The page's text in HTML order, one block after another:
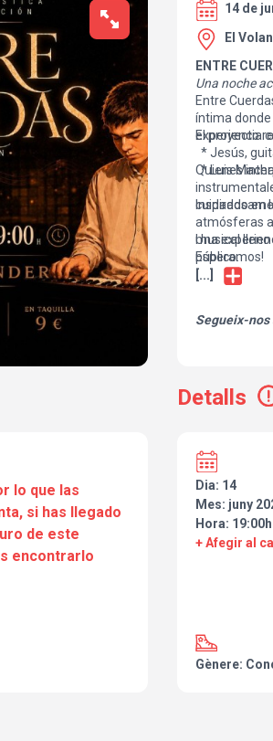
14 de
El
ENTRE
Una noche
Entre
íntima donde
experiencia
El proyecto
* Jesús,
* Luis
Quienes
Inspirado en
atmósferas
musical lleno
público.
Una
Esperamos!
[...]
Segueix-nos
Detalls
lo que las
si has llegado
de este
encontrarlo
Dia: 14
Mes: juny
Hora: 19:00h
+ Afegir al
Gènere: